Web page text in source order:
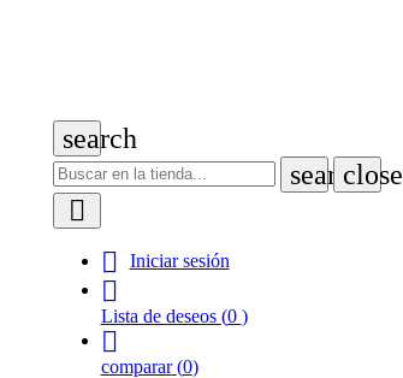
search
searchclose


Iniciar sesión

Lista de deseos (0 )

comparar (0)